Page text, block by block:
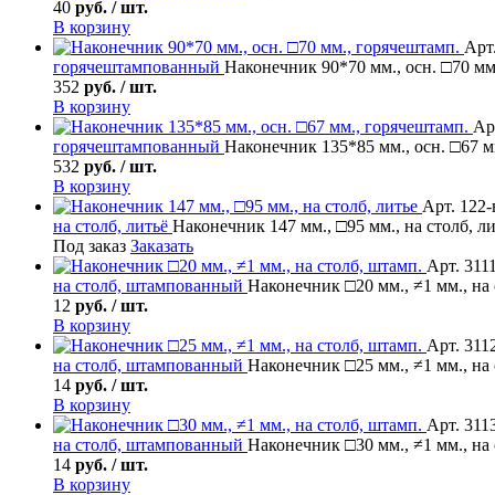
40 руб. / шт.
В корзину
горячештампованный Наконечник 90*70 мм., осн. □70
352 руб. / шт.
В корзину
горячештампованный Наконечник 135*85 мм., осн. □67
532 руб. / шт.
В корзину
Арт. 122-
на столб, литьё Наконечник 147 мм., □95 мм., на столб,
Под заказ Заказать
Арт.
на столб, штампованный Наконечник □20 мм., ≠1 мм., на
12 руб. / шт.
В корзину
Арт.
на столб, штампованный Наконечник □25 мм., ≠1 мм., на
14 руб. / шт.
В корзину
Арт.
на столб, штампованный Наконечник □30 мм., ≠1 мм., на
14 руб. / шт.
В корзину